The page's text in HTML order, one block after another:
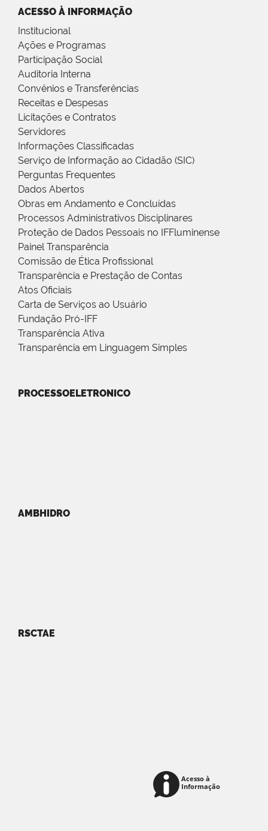
ACESSO À INFORMAÇÃO
Institucional
Ações e Programas
Participação Social
Auditoria Interna
Convênios e Transferências
Receitas e Despesas
Licitações e Contratos
Servidores
Informações Classificadas
Serviço de Informação ao Cidadão (SIC)
Perguntas Frequentes
Dados Abertos
Obras em Andamento e Concluídas
Processos Administrativos Disciplinares
Proteção de Dados Pessoais no IFFluminense
Painel Transparência
Comissão de Ética Profissional
Transparência e Prestação de Contas
Atos Oficiais
Carta de Serviços ao Usuário
Fundação Pró-IFF
Transparência Ativa
Transparência em Linguagem Simples
PROCESSOELETRONICO
AMBHIDRO
RSCTAE